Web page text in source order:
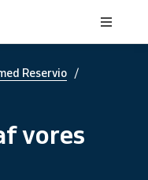
Reservio /
vores